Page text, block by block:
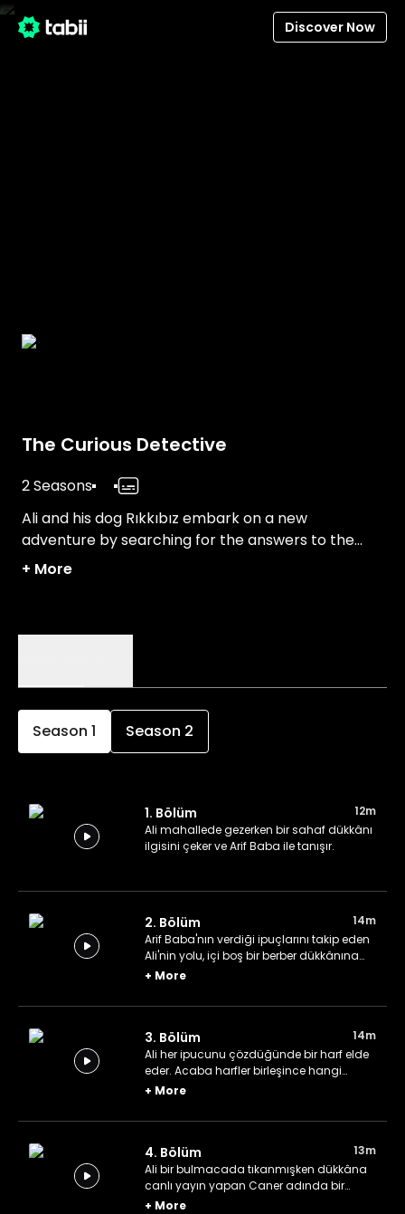
Discover Now
The Curious Detective
2 Seasons
Ali and his dog Rıkkıbız embark on a new
adventure by searching for the answers to the
puzzles prepared by Arif, the owner of a
+ More
Season 1 Season 2
1. Bölüm
12m
Ali mahallede gezerken bir sahaf dükkânı
ilgisini çeker ve Arif Baba ile tanışır.
2. Bölüm
14m
Arif Baba'nın verdiği ipuçlarını takip eden
Ali'nin yolu, içi boş bir berber dükkânına
düşer.
+ More
3. Bölüm
14m
Ali her ipucunu çözdüğünde bir harf elde
eder. Acaba harfler birleşince hangi
kelime olacaktır?
+ More
4. Bölüm
13m
Ali bir bulmacada tıkanmışken dükkâna
canlı yayın yapan Caner adında bir
çocuk gelir.
+ More